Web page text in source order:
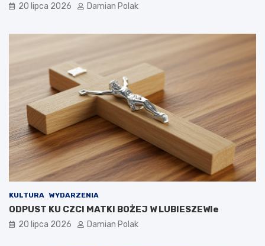
20 lipca 2026 Damian Polak
KULTURA WYDARZENIA
ODPUST KU CZCI MATKI BOŻEJ W LUBIESZEWIe
20 lipca 2026 Damian Polak